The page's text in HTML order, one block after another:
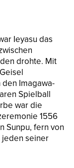
Ieyasu das
drohte. Mit
Imagawa-
Spielball
war die
1556
Sunpu, fern von
jeden seiner